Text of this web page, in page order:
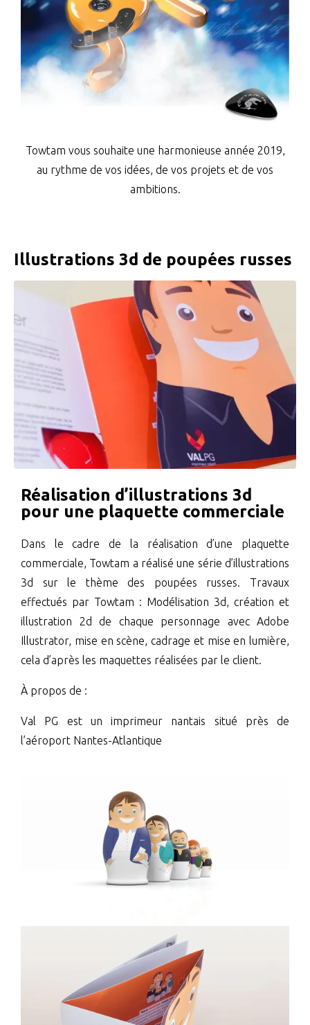
Towtam vous souhaite une harmonieuse année 2019,
au rythme de vos idées, de vos projets et de vos
ambitions.
Illustrations 3d de poupées russes
Réalisation d’illustrations 3d
pour une plaquette commerciale
Dans le cadre de la réalisation d’une plaquette
commerciale, Towtam a réalisé une série d’illustrations
3d sur le thème des poupées russes. Travaux
effectués par Towtam : Modélisation 3d, création et
illustration 2d de chaque personnage avec Adobe
Illustrator, mise en scène, cadrage et mise en lumière,
cela d’après les maquettes réalisées par le client.
À propos de :
Val PG est un imprimeur nantais situé près de
l’aéroport Nantes-Atlantique